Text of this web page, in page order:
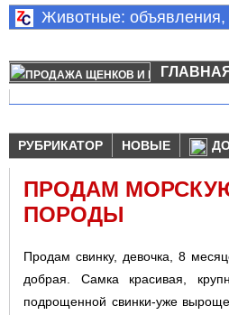
Животные: объявления,
ГЛАВНАЯ
РУБРИКАТОР
НОВЫЕ
ПРОДАМ
ПОРОДЫ
Продам свинку, девочка, 8
добрая. Самка красивая,
подрощенной свинки-уже